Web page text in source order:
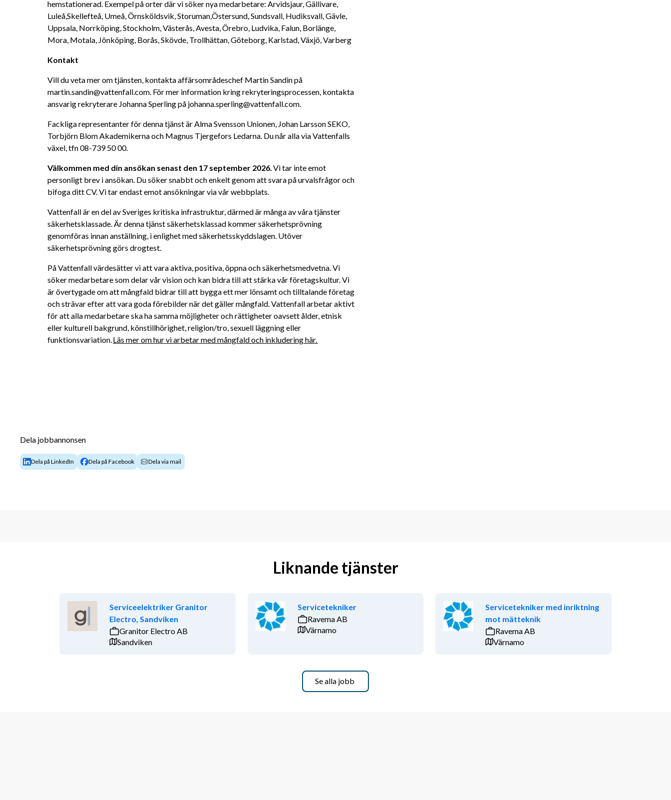
hemstationerad. Exempel på orter där vi söker nya medarbetare: Arvidsjaur, Gällivare,
Luleå,Skellefteå, Umeå, Örnsköldsvik, Storuman,Östersund, Sundsvall, Hudiksvall, Gävle,
Uppsala, Norrköping, Stockholm, Västerås, Avesta, Örebro, Ludvika, Falun, Borlänge,
Mora, Motala, Jönköping, Borås, Skövde, Trollhättan, Göteborg, Karlstad, Växjö, Varberg
Kontakt
Vill du veta mer om tjänsten, kontakta affärsområdeschef Martin Sandin på
martin.sandin@vattenfall.com. För mer information kring rekryteringsprocessen, kontakta
ansvarig rekryterare Johanna Sperling på johanna.sperling@vattenfall.com.
Fackliga representanter för denna tjänst är Alma Svensson Unionen, Johan Larsson SEKO,
Torbjörn Blom Akademikerna och Magnus Tjergefors Ledarna. Du når alla via Vattenfalls
växel, tfn 08-739 50 00.
Välkommen med din ansökan senast den 17 september 2026. Vi tar inte emot
personligt brev i ansökan. Du söker snabbt och enkelt genom att svara på urvalsfrågor och
bifoga ditt CV.Vi tar endast emot ansökningar via vår webbplats.
Vattenfall är en del av Sveriges kritiska infrastruktur, därmed är många av våra tjänster
säkerhetsklassade. Är denna tjänst säkerhetsklassad kommer säkerhetsprövning
genomföras innan anställning, i enlighet med säkerhetsskyddslagen. Utöver
säkerhetsprövning görs drogtest.
På Vattenfall värdesätter vi att vara aktiva, positiva, öppna och säkerhetsmedvetna. Vi
söker medarbetare som delar vår vision och kan bidra till att stärka vår företagskultur. Vi
är övertygade om att mångfald bidrar till att bygga ett mer lönsamt och tilltalande företag
och strävar efter att vara goda förebilder när det gäller mångfald. Vattenfall arbetar aktivt
för att alla medarbetare ska ha samma möjligheter och rättigheter oavsett ålder, etnisk
eller kulturell bakgrund, könstillhörighet, religion/tro, sexuell läggning eller
funktionsvariation. Läs mer om hur vi arbetar med mångfald och inkludering här.
Dela jobbannonsen
Dela på LinkedIn Dela på Facebook Dela via mail
Liknande tjänster
Serviceelektriker Granitor
Electro, Sandviken
Granitor Electro AB
Sandviken
Servicetekniker
Ravema AB
Värnamo
Servicetekniker med inriktning
mot mätteknik
Ravema AB
Värnamo
Se alla jobb